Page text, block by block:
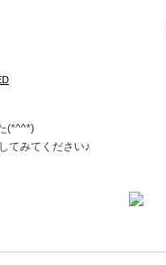
(*^^*)
てみてください♪